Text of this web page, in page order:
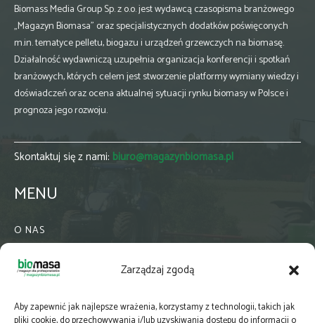
Zarządzaj zgodą
Aby zapewnić jak najlepsze wrażenia, korzystamy z technologii, takich jak
Biomass Media Group Sp. z o.o. jest wydawcą czasopisma branżowego
„Magazyn Biomasa” oraz specjalistycznych dodatków poświęconych
m.in. tematyce pelletu, biogazu i urządzeń grzewczych na biomasę.
Działalność wydawniczą uzupełnia organizacja konferencji i spotkań
branżowych, których celem jest stworzenie platformy wymiany wiedzy i
doświadczeń oraz ocena aktualnej sytuacji rynku biomasy w Polsce i
prognoza jego rozwoju.
Skontaktuj się z nami: biuro@magazynbiomasa.pl
MENU
O NAS
WSPÓŁPRACA
PRENUMERATA